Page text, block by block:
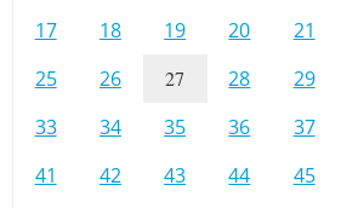
17
18 19 20 21
25
26 27 28 29
33
34 35 36 37
41
42 43 44 45